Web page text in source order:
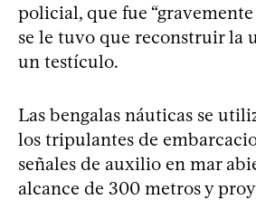
policial, que fue
se le tuvo que reconstruir la
un testículo.
Las bengalas náuticas se
los tripulantes de
señales de auxilio en mar
alcance de 300 metros y